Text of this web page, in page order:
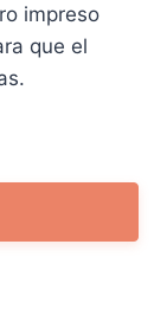
impreso
que el